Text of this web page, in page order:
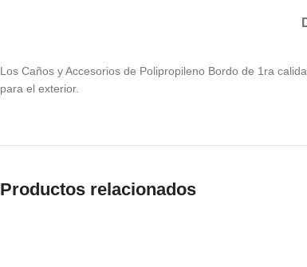
Los Caños y Accesorios de Polipropileno Bordo de 1ra
para el exterior.
Productos relacionados